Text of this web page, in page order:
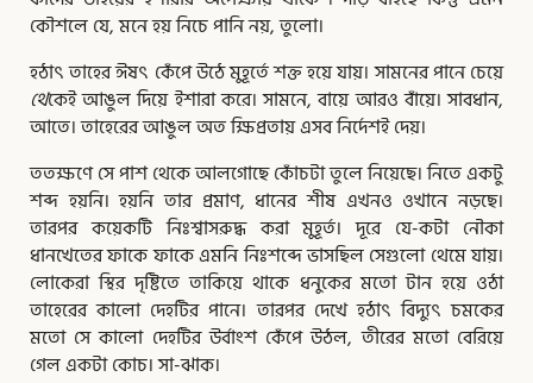
কৌশলে যে, মনে হয় নিচে পানি নয়, তুলো।
হঠাৎ তাহের ঈষৎ কেঁপে উঠে মুহূর্তে শক্ত হয়ে যায়। সামনের পানে চেয়ে
থেকেই আঙুল দিয়ে ইশারা করে। সামনে, বায়ে আরও বাঁয়ে। সাবধান,
আতে। তাহেরের আঙুল অত ক্ষিপ্রতায় এসব নির্দেশই দেয়।
ততক্ষণে সে পাশ থেকে আলগোছে কোঁচটা তুলে নিয়েছে। নিতে একটু
শব্দ হয়নি। হয়নি তার প্রমাণ, ধানের শীষ এখনও ওখানে নড়ছে।
তারপর কয়েকটি নিঃশ্বাসরুদ্ধ করা মুহূর্ত। দূরে যে-কটা নৌকা
ধানখেতের ফাকে ফাকে এমনি নিঃশব্দে ভাসছিল সেগুলো থেমে যায়।
লোকেরা স্থির দৃষ্টিতে তাকিয়ে থাকে ধনুকের মতো টান হয়ে ওঠা
তাহেরের কালো দেহটির পানে। তারপর দেখে হঠাৎ বিদ্যুৎ চমকের
মতো সে কালো দেহটির উর্বাংশ কেঁপে উঠল, তীরের মতো বেরিয়ে
গেল একটা কোচ। সা-ঝাক।